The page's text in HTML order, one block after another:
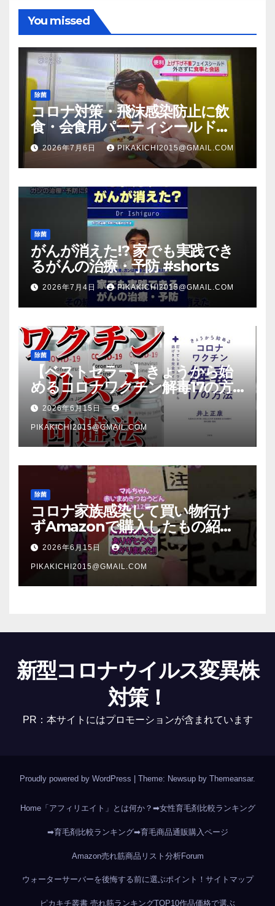
You missed
除菌
コロナ対策・飛沫感染防止に飲
食・会食用パーティシールド
（マスク会食代替品）ＦＢＣ福井
放送のＴＶ番組での紹介映像
2026年7月6日 PIKAKICHI2015@GMAIL.COM
除菌
がんが消えた!? 家でも実践でき
るがんの治療・予防 #shorts
2026年7月4日 PIKAKICHI2015@GMAIL.COM
除菌
【ベストセラー】きょうから始
めるコロナワクチン解毒17の方
法【本要約】
2026年6月15日
PIKAKICHI2015@GMAIL.COM
除菌
コロナ家族感染して買い物行け
ずAmazonで購入したもの紹
介 #Shorts
2026年6月15日
PIKAKICHI2015@GMAIL.COM
新型コロナウイルス変異株
対策！
PR：本サイトにはプロモーションが含まれています
Proudly powered by WordPress | Theme: Newsup by Themeansar.
Home「アフィリエイト」とは何か？ ➡女性育毛剤比較ランキング
➡育毛剤比較ランキング➡育毛商品通販購入ページ
Amazon売れ筋商品リスト分析Forum
ウォーターサーバーを後悔する前に選ぶポイント！ サイトマップ
ピカキチ叢書 売れ筋ランキングTOP10作品価格で選ぶ